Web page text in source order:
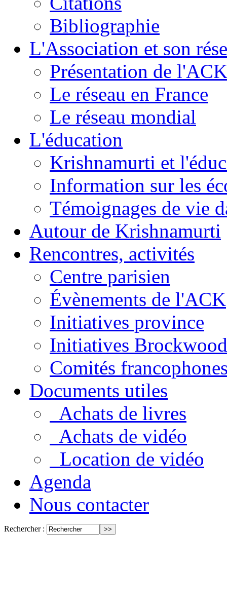
Bibliographie
L'Association et son
Présentation de l'ACK
Le réseau en France
Le réseau mondial
L'éducation
Krishnamurti et
Information sur les
Témoignages de vie
Autour de Krishnamurti
Rencontres, activités
Centre parisien
Évènements de l'ACK
Initiatives province
Initiatives Brockwood
Comités
Documents utiles
Achats de livres
Achats de vidéo
Location de vidéo
Agenda
Nous contacter
Rechercher :